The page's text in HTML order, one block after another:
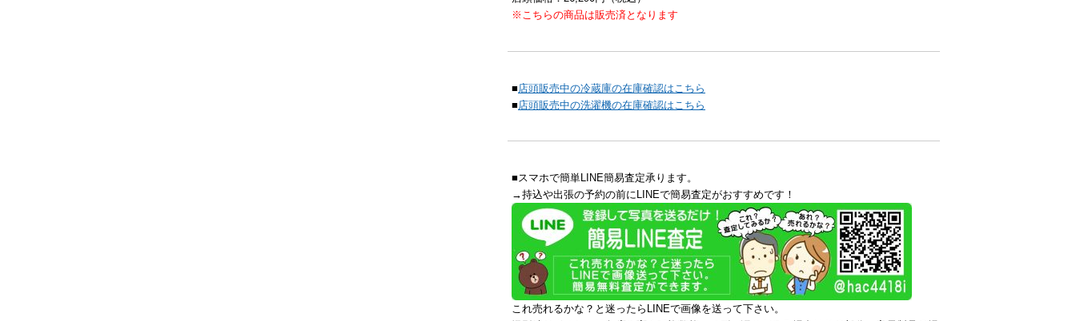
※こちらの商品は販売済となります
■ 店頭販売中の冷蔵庫の在庫確認はこちら
■ 店頭販売中の洗濯機の在庫確認はこちら
■スマホで簡単LINE簡易査定承ります。
→持込や出張の予約の前にLINEで簡易査定がおすすめです！
これ売れるかな？と迷ったらLINEで画像を送って下さい。